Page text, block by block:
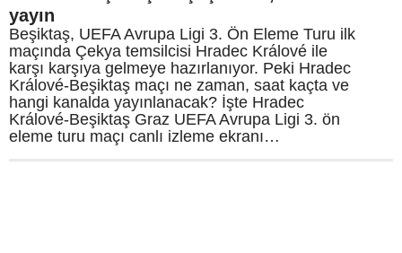
yayın
Beşiktaş, UEFA Avrupa Ligi 3. Ön Eleme Turu ilk
maçında Çekya temsilcisi Hradec Králové ile
karşı karşıya gelmeye hazırlanıyor. Peki Hradec
Králové-Beşiktaş maçı ne zaman, saat kaçta ve
hangi kanalda yayınlanacak? İşte Hradec
Králové-Beşiktaş Graz UEFA Avrupa Ligi 3. ön
eleme turu maçı canlı izleme ekranı…